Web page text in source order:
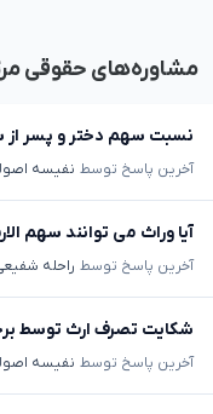
مشاوره‌های حقوقی
نسبت سهم دختر و پسر از
آخرین پاسخ توسط نفیسه
آیا وراث می توانند سهم
آخرین پاسخ توسط راحله
شکایت تصرف ارث توسط
آخرین پاسخ توسط نفیسه